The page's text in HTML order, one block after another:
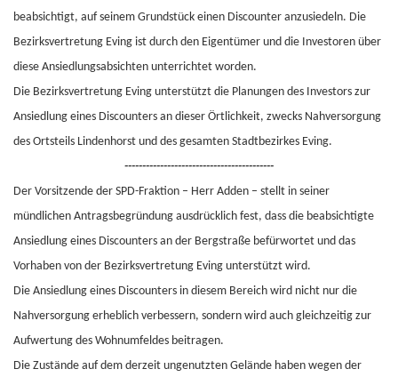
beabsichtigt, auf seinem Grundstück einen Discounter anzusiedeln. Die
Bezirksvertretung Eving ist durch den Eigentümer und die Investoren über
diese Ansiedlungsabsichten unterrichtet worden.
Die Bezirksvertretung Eving unterstützt die Planungen des Investors zur
Ansiedlung eines Discounters an dieser Örtlichkeit, zwecks Nahversorgung
des Ortsteils Lindenhorst und des gesamten Stadtbezirkes Eving.
------------------------------------------
Der Vorsitzende der SPD-Fraktion – Herr Adden – stellt in seiner
mündlichen Antragsbegründung ausdrücklich fest, dass die beabsichtigte
Ansiedlung eines Discounters an der Bergstraße befürwortet und das
Vorhaben von der Bezirksvertretung Eving unterstützt wird.
Die Ansiedlung eines Discounters in diesem Bereich wird nicht nur die
Nahversorgung erheblich verbessern, sondern wird auch gleichzeitig zur
Aufwertung des Wohnumfeldes beitragen.
Die Zustände auf dem derzeit ungenutzten Gelände haben wegen der